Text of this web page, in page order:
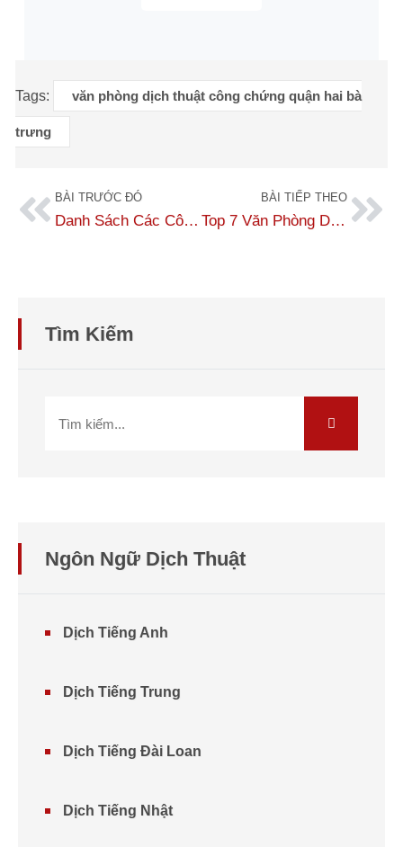
Tags: văn phòng dịch thuật công chứng quận hai bà
trưng
BÀI TRƯỚC ĐÓ
Danh Sách Các Công Ty Dịch Thuật Hàng Đầu Tại Bình Dương
BÀI TIẾP THEO
Top 7 Văn Phòng Dịch Thuật Công Chứng Hải Phòng Uy Tín Nhất
Tìm Kiếm
Ngôn Ngữ Dịch Thuật
Dịch Tiếng Anh
Dịch Tiếng Trung
Dịch Tiếng Đài Loan
Dịch Tiếng Nhật